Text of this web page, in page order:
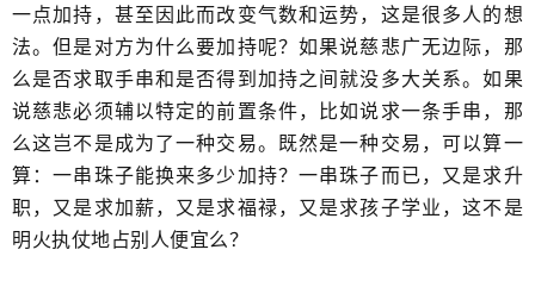
一点加持，甚至因此而改变气数和运势，这是很多人的想
法。但是对方为什么要加持呢？如果说慈悲广无边际，那
么是否求取手串和是否得到加持之间就没多大关系。如果
说慈悲必须辅以特定的前置条件，比如说求一条手串，那
么这岂不是成为了一种交易。既然是一种交易，可以算一
算：一串珠子能换来多少加持？一串珠子而已，又是求升
职，又是求加薪，又是求福禄，又是求孩子学业，这不是
明火执仗地占别人便宜么？